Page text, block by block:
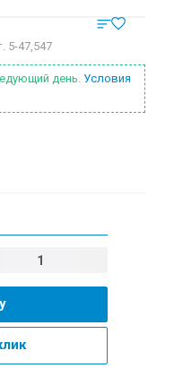
5-47,547
день. Условия